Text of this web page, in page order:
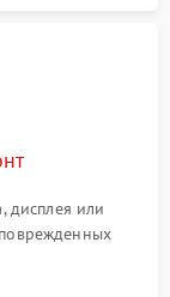
дисплея или
элементов